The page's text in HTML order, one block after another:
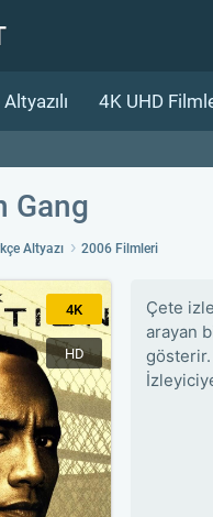
4K UHD
Gang
Altyazı 2006 Filmleri
4K
HD
Çete
arayan
gösterir.